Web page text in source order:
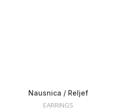
Nausnica / Reljef
EARRINGS